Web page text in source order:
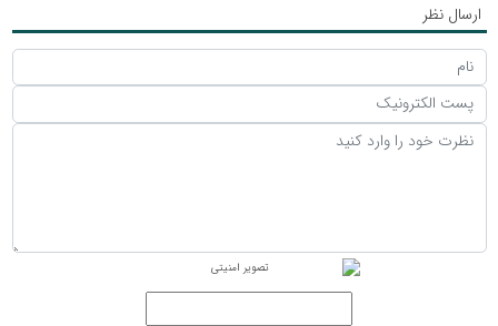
ارسال نظر